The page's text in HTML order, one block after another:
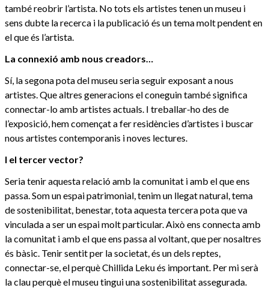
també reobrir l’artista. No tots els artistes tenen un museu i
sens dubte la recerca i la publicació és un tema molt pendent en
el que és l’artista.
La connexió amb nous creadors…
Sí, la segona pota del museu seria seguir exposant a nous
artistes. Que altres generacions el coneguin també significa
connectar-lo amb artistes actuals. I treballar-ho des de
l’exposició, hem començat a fer residències d’artistes i buscar
nous artistes contemporanis i noves lectures.
I el tercer vector?
Seria tenir aquesta relació amb la comunitat i amb el que ens
passa. Som un espai patrimonial, tenim un llegat natural, tema
de sostenibilitat, benestar, tota aquesta tercera pota que va
vinculada a ser un espai molt particular. Això ens connecta amb
la comunitat i amb el que ens passa al voltant, que per nosaltres
és bàsic. Tenir sentit per la societat, és un dels reptes,
connectar-se, el perquè Chillida Leku és important. Per mi serà
la clau perquè el museu tingui una sostenibilitat assegurada.